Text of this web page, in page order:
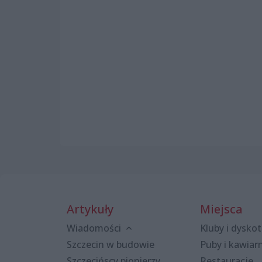
Artykuły
Wiadomości
Szczecin w budowie
Miejsca
Kluby i
Puby i